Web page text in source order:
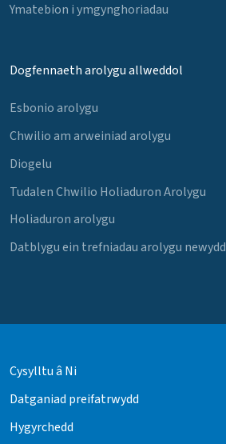
Ymatebion i ymgynghoriadau
Dogfennaeth arolygu allweddol
Esbonio arolygu
Chwilio am arweiniad arolygu
Diogelu
Tudalen Chwilio Holiaduron Arolygu
Holiaduron arolygu
Datblygu ein trefniadau arolygu newydd
Cysylltu â Ni
Datganiad preifatrwydd
Hygyrchedd